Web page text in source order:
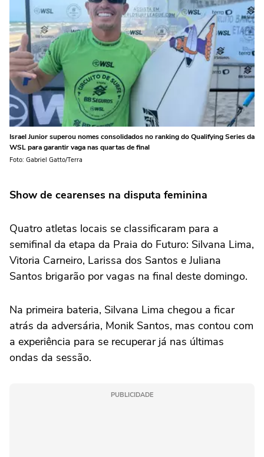
Israel Junior superou nomes consolidados no ranking do Qualifying Series da
WSL para garantir vaga nas quartas de final
Foto: Gabriel Gatto/Terra
Show de cearenses na disputa feminina
Quatro atletas locais se classificaram para a
semifinal da etapa da Praia do Futuro: Silvana Lima,
Vitoria Carneiro, Larissa dos Santos e Juliana
Santos brigarão por vagas na final deste domingo.
Na primeira bateria, Silvana Lima chegou a ficar
atrás da adversária, Monik Santos, mas contou com
a experiência para se recuperar já nas últimas
ondas da sessão.
PUBLICIDADE